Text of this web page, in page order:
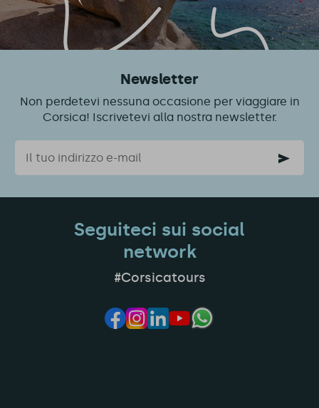
Newsletter
Non perdetevi nessuna occasione per viaggiare in
Corsica! Iscrivetevi alla nostra newsletter.
Email
Seguiteci sui social
network
#Corsicatours